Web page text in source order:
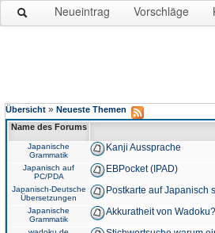
Neueintrag Vorschläge
Übersicht » Neueste Themen
Name des Forums
Japanische
Grammatik
Kanji Aussprache
Japanisch auf
PC/PDA
EBPocket (IPAD)
Japanisch-Deutsche
Übersetzungen
Postkarte auf Japanisch
Japanische
Grammatik
Akkuratheit von